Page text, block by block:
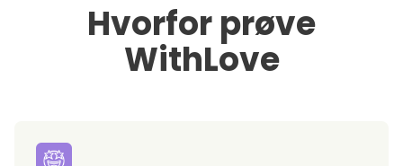
Hvorfor prøve
WithLove